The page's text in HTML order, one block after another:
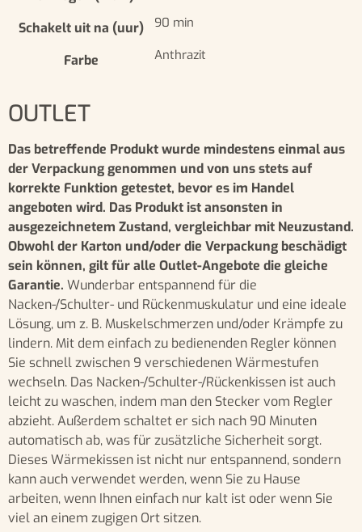
Schakelt uit na (uur) 90 min
Farbe Anthrazit
OUTLET
Das betreffende Produkt wurde mindestens einmal aus
der Verpackung genommen und von uns stets auf
korrekte Funktion getestet, bevor es im Handel
angeboten wird. Das Produkt ist ansonsten in
ausgezeichnetem Zustand, vergleichbar mit Neuzustand.
Obwohl der Karton und/oder die Verpackung beschädigt
sein können, gilt für alle Outlet-Angebote die gleiche
Garantie. Wunderbar entspannend für die
Nacken-/Schulter- und Rückenmuskulatur und eine ideale
Lösung, um z. B. Muskelschmerzen und/oder Krämpfe zu
lindern. Mit dem einfach zu bedienenden Regler können
Sie schnell zwischen 9 verschiedenen Wärmestufen
wechseln. Das Nacken-/Schulter-/Rückenkissen ist auch
leicht zu waschen, indem man den Stecker vom Regler
abzieht. Außerdem schaltet er sich nach 90 Minuten
automatisch ab, was für zusätzliche Sicherheit sorgt.
Dieses Wärmekissen ist nicht nur entspannend, sondern
kann auch verwendet werden, wenn Sie zu Hause
arbeiten, wenn Ihnen einfach nur kalt ist oder wenn Sie
viel an einem zugigen Ort sitzen.